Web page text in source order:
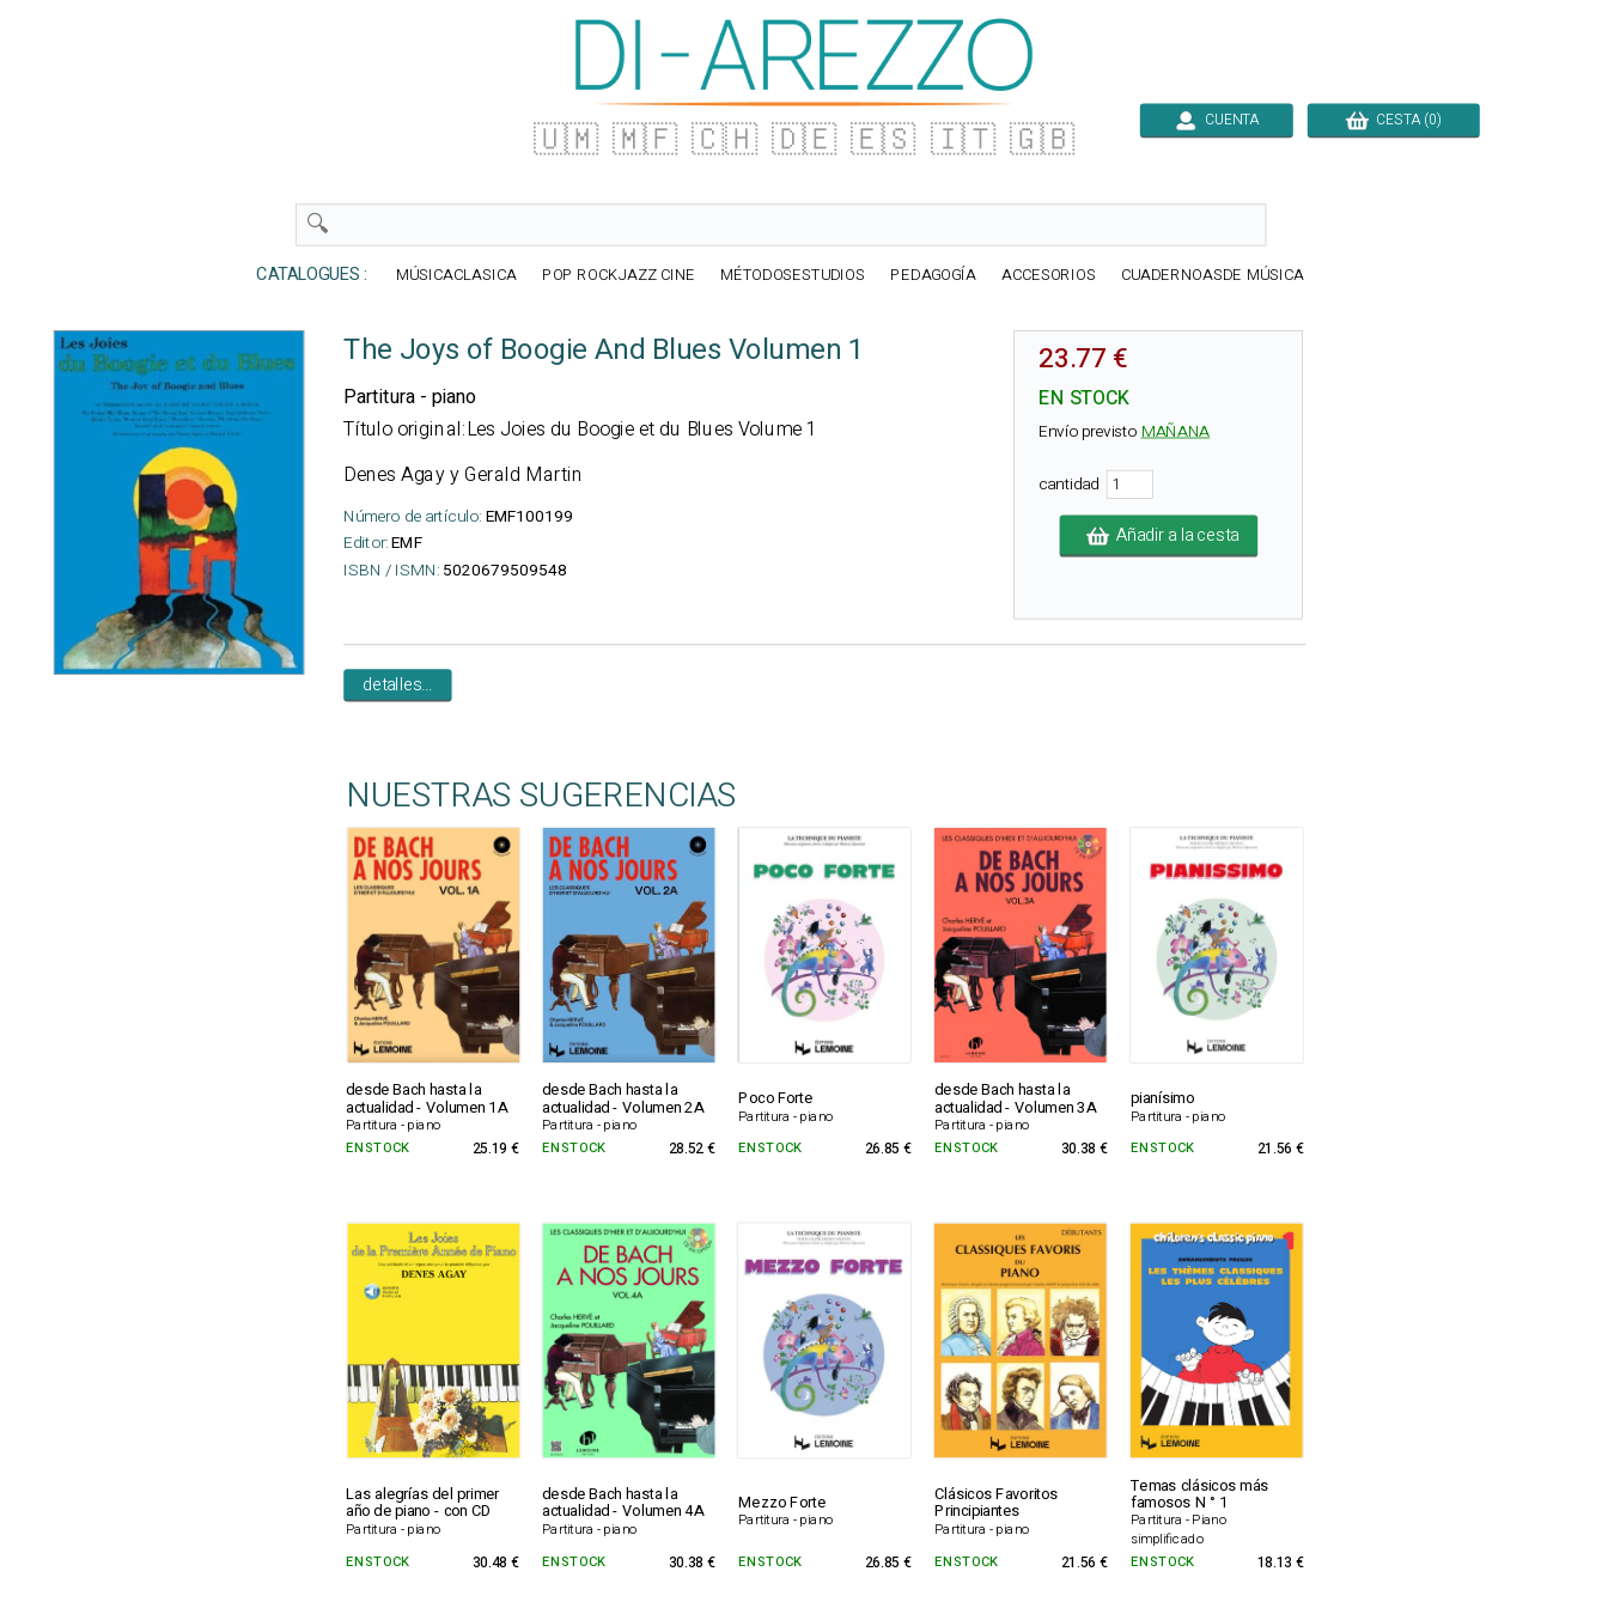
🇺🇲 🇲🇫 🇨🇭 🇩🇪 🇪🇸 🇮🇹 🇬🇧 CUENTA CESTA (0)
CATALOGUES : MÚSICACLASICA POP ROCKJAZZ CINE MÉTODOSESTUDIOS PEDAGOGÍA ACCESORIOS CUADERNOASDE MÚSICA
The Joys of Boogie And Blues Volumen 1
Partitura - piano
Título original:Les Joies du Boogie et du Blues Volume 1
Denes Agay y Gerald Martin
Número de artículo: EMF100199
Editor:EMF
ISBN / ISMN: 5020679509548
23.77 €
EN STOCK
Envío previstoMAÑANA
cantidad
Añadir a la cesta
detalles...
NUESTRAS SUGERENCIAS
desde Bach hasta la
actualidad - Volumen 1A
Partitura - piano
desde Bach hasta la
actualidad - Volumen 2A
Partitura - piano
Poco Forte
Partitura - piano
desde Bach hasta la
actualidad - Volumen 3A
Partitura - piano
pianísimo
Partitura - piano
EN STOCK
25.19 € EN STOCK 28.52 € EN STOCK 26.85 € EN STOCK 30.38 € EN STOCK 21.56 €
Las alegrías del primer
año de piano - con CD
Partitura - piano
desde Bach hasta la
actualidad - Volumen 4A
Partitura - piano
Mezzo Forte
Partitura - piano
Clásicos Favoritos
Principiantes
Partitura - piano
Temas clásicos más
famosos N ° 1
Partitura - Piano
simplificado
EN STOCK 30.48 € EN STOCK 30.38 € EN STOCK 26.85 € EN STOCK 21.56 € EN STOCK 18.13 €